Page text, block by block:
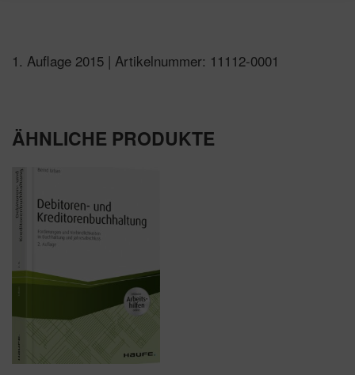
1. Auflage 2015 | Artikelnummer: 11112-0001
ÄHNLICHE PRODUKTE